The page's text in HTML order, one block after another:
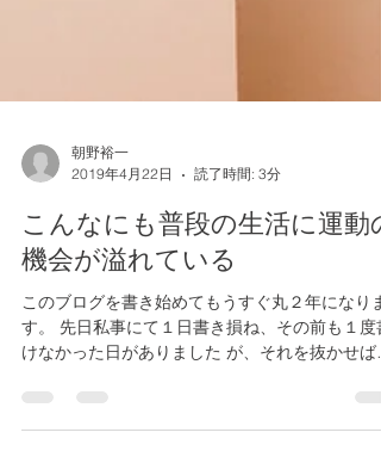
2019年4月22日
読了時間: 3分
こんなにも普段の生活に運動の
機会が溢れている
このブログを書き始めてもうすぐ丸２年になりま
日書き続けています。 最低毎日書き続けることが